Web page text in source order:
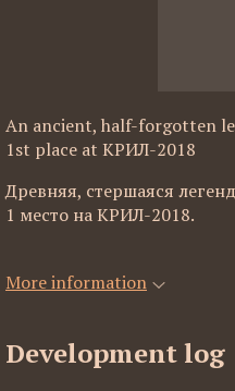
An ancient, half-forgotten
1st place at КРИЛ-2018
Древняя, стершаяся
1 место на КРИЛ-2018.
More information
Development log